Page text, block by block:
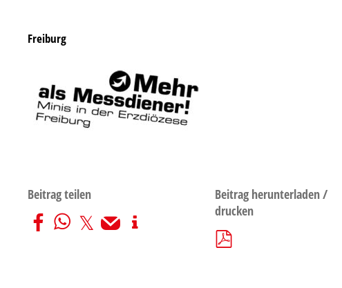
Freiburg
Beitrag teilen
Beitrag herunterladen /
drucken